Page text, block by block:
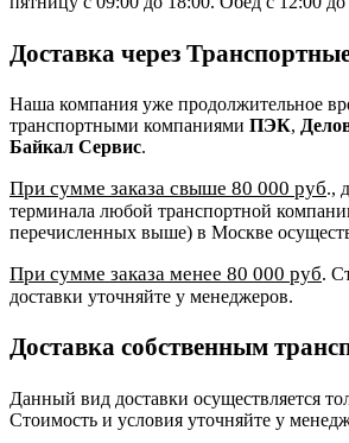
Доставка через
Наша компания уже продолжительное
транспортными компаниями ПЭК,
Байкал Сервис.
При сумме заказа свыше 80 000 руб.,
терминала любой транспортной
перечисленных выше) в Москве
При сумме заказа менее 80 000 руб.
доставки уточняйте у менеджеров.
Доставка собственным
Данный вид доставки осуществляется
Стоимость и условия уточняйте у